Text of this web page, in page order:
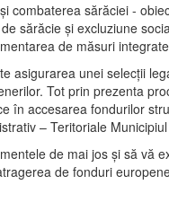
combaterea sărăciei -
sărăcie și excluziune
de măsuri integrate
asigurarea unei selecții
Tot prin prezenta
în accesarea fondurilor
– Teritoriale
de mai jos și să vă
de fonduri